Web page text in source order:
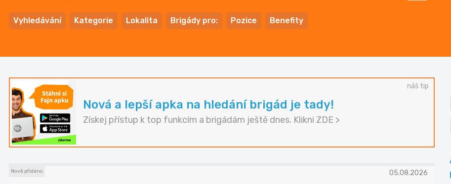
Vyhledávání Kategorie Lokalita Brigády pro: Pozice Benefity
Nová a lepší apka na hledání brigád je tady!
Získej přístup k top funkcím a brigádám ještě dnes. Klikni ZDE >
náš tip
Nově přidáno 05.08.2026